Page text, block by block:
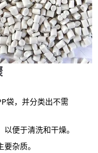
袋，并分类出不需
便于清洗和干燥。
杂质。